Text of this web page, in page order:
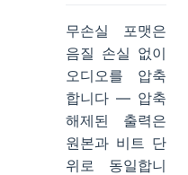
무손실 포맷은
음질 손실 없이
오디오를 압축
합니다 — 압축
해제된 출력은
원본과 비트 단
위로 동일합니